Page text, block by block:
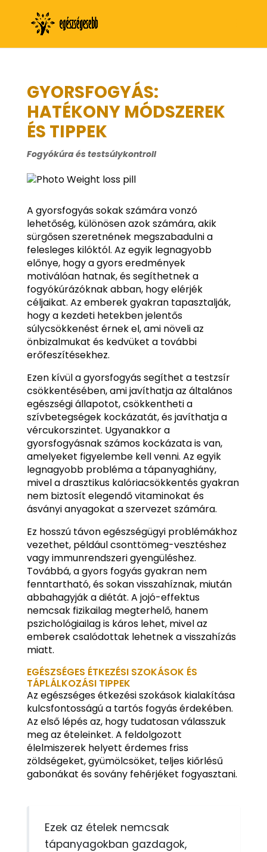
GYORSFOGYÁS:
HATÉKONY MÓDSZEREK
ÉS TIPPEK
Fogyókúra és testsúlykontroll
A gyorsfogyás sokak számára vonzó
lehetőség, különösen azok számára, akik
sürgősen szeretnének megszabadulni a
felesleges kilóktól. Az egyik legnagyobb
előnye, hogy a gyors eredmények
motiválóan hatnak, és segíthetnek a
fogyókúrázóknak abban, hogy elérjék
céljaikat. Az emberek gyakran tapasztalják,
hogy a kezdeti hetekben jelentős
súlycsökkenést érnek el, ami növeli az
önbizalmukat és kedvüket a további
erőfeszítésekhez.
Ezen kívül a gyorsfogyás segíthet a testzsír
csökkentésében, ami javíthatja az általános
egészségi állapotot, csökkentheti a
szívbetegségek kockázatát, és javíthatja a
vércukorszintet. Ugyanakkor a
gyorsfogyásnak számos kockázata is van,
amelyeket figyelembe kell venni. Az egyik
legnagyobb probléma a tápanyaghiány,
mivel a drasztikus kalóriacsökkentés gyakran
nem biztosít elegendő vitaminokat és
ásványi anyagokat a szervezet számára.
Ez hosszú távon egészségügyi problémákhoz
vezethet, például csonttömeg-vesztéshez
vagy immunrendszeri gyengüléshez.
Továbbá, a gyors fogyás gyakran nem
fenntartható, és sokan visszahíznak, miután
abbahagyják a diétát. A jojó-effektus
nemcsak fizikailag megterhelő, hanem
pszichológiailag is káros lehet, mivel az
emberek csalódottak lehetnek a visszahízás
miatt.
EGÉSZSÉGES ÉTKEZÉSI SZOKÁSOK ÉS
TÁPLÁLKOZÁSI TIPPEK
Az egészséges étkezési szokások kialakítása
kulcsfontosságú a tartós fogyás érdekében.
Az első lépés az, hogy tudatosan válasszuk
meg az ételeinket. A feldolgozott
élelmiszerek helyett érdemes friss
zöldségeket, gyümölcsöket, teljes kiőrlésű
gabonákat és sovány fehérjéket fogyasztani.
Ezek az ételek nemcsak
tápanyagokban gazdagok,